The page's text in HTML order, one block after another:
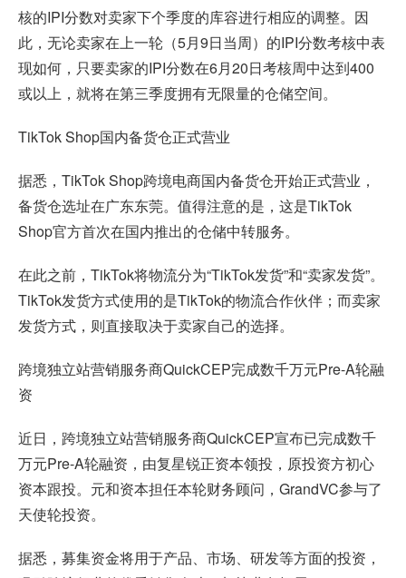
核的IPI分数对卖家下个季度的库容进行相应的调整。因
此，无论卖家在上一轮（5月9日当周）的IPI分数考核中表
现如何，只要卖家的IPI分数在6月20日考核周中达到400
或以上，就将在第三季度拥有无限量的仓储空间。
TikTok Shop国内备货仓正式营业
据悉，TikTok Shop跨境电商国内备货仓开始正式营业，
备货仓选址在广东东莞。值得注意的是，这是TikTok
Shop官方首次在国内推出的仓储中转服务。
在此之前，TikTok将物流分为“TikTok发货”和“卖家发货”。
TikTok发货方式使用的是TikTok的物流合作伙伴；而卖家
发货方式，则直接取决于卖家自己的选择。
跨境独立站营销服务商QuickCEP完成数千万元Pre-A轮融
资
近日，跨境独立站营销服务商QuickCEP宣布已完成数千
万元Pre-A轮融资，由复星锐正资本领投，原投资方初心
资本跟投。元和资本担任本轮财务顾问，GrandVC参与了
天使轮投资。
据悉，募集资金将用于产品、市场、研发等方面的投资，